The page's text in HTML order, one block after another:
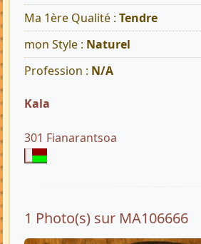
Ma 1ère Qualité : Tendre
mon Style : Naturel
Profession : N/A
Kala
301 Fianarantsoa
1 Photo(s) sur MA106666